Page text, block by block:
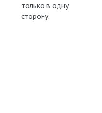
только в одну
сторону.